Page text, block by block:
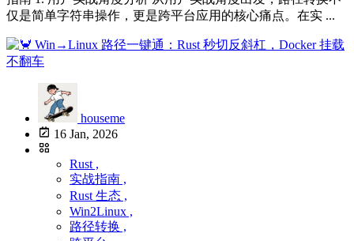
仅是简单字符串操作，更是跨平台应用的核心痛点。在实 ...
houseme
16 Jan, 2026
Rust ,
实战指南 ,
Rust 生态 ,
Win2Linux ,
路径转换 ,